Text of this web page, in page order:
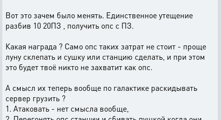
Вот это зачем было менять. Единственное утещение
разбив 10 20ПЗ , получить опс с ПЗ.
Какая награда ? Само опс таких затрат не стоит - проще
луну склепать и сушку или станцию сделать, и при этом
это будет твоё никто не захватит как опс.
А смысл их теперь вообще по галактике раскидывать
сервер грузить ?
1. Атаковать - нет смысла вообще,